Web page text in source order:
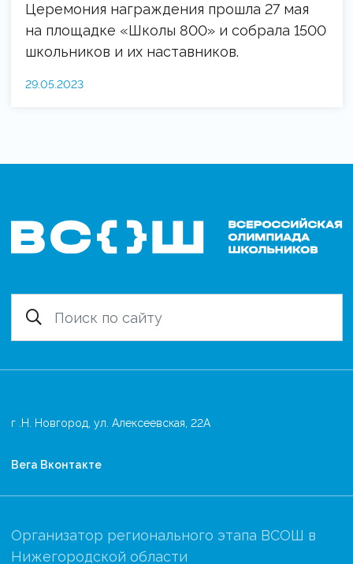
Церемония награждения прошла 27 мая
на площадке «Школы 800» и собрала 1500
школьников и их наставников.
29.05.2023
г .Н. Новгород, ул. Алексеевская, 22А
Вега Вконтакте
Организатор регионального этапа ВСОШ в
Нижегородской области